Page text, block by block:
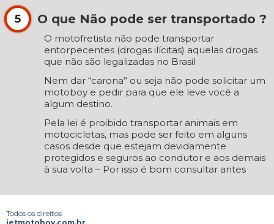
5 O que Não pode ser transportado ?
O motofretista não pode transportar
entorpecentes (drogas ilícitas) aquelas drogas
que não são legalizadas no Brasil
Nem dar “carona” ou seja não pode solicitar um
motoboy e pedir para que ele leve você a
algum destino.
Pela lei é proibido transportar animais em
motocicletas, mas pode ser feito em alguns
casos desde que estejam devidamente
protegidos e seguros ao condutor e aos demais
à sua volta – Por isso é bom consultar antes
Todos os direitos